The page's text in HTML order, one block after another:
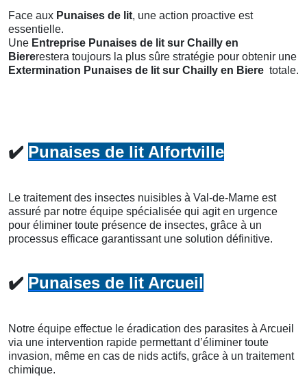
Face aux Punaises de lit, une action proactive est
essentielle.
Une Entreprise Punaises de lit sur Chailly en
Biererestera toujours la plus sûre stratégie pour obtenir une
Extermination Punaises de lit sur Chailly en Biere totale.
✔️ Punaises de lit Alfortville
Le traitement des insectes nuisibles à Val-de-Marne est
assuré par notre équipe spécialisée qui agit en urgence
pour éliminer toute présence de insectes, grâce à un
processus efficace garantissant une solution définitive.
✔️ Punaises de lit Arcueil
Notre équipe effectue le éradication des parasites à Arcueil
via une intervention rapide permettant d’éliminer toute
invasion, même en cas de nids actifs, grâce à un traitement
chimique.